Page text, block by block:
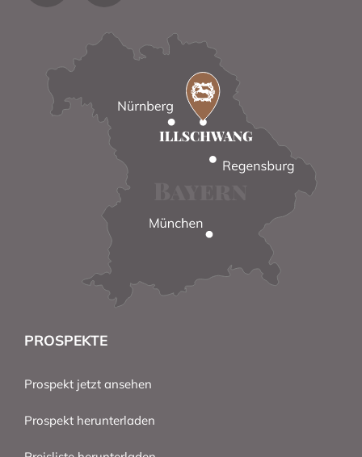
PROSPEKTE
Prospekt jetzt ansehen
Prospekt herunterladen